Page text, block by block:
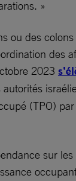
»
ou des
des
2023
(TPO)
sur